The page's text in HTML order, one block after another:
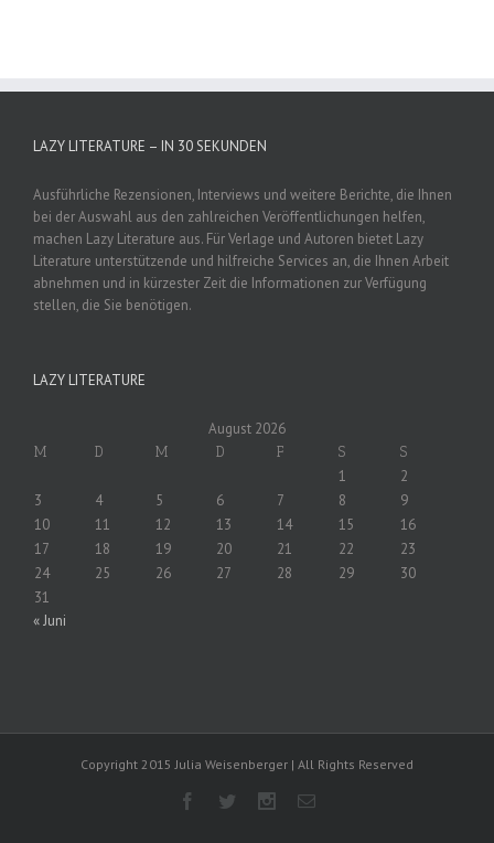
LAZY LITERATURE – IN 30 SEKUNDEN
Ausführliche Rezensionen, Interviews und weitere Berichte, die Ihnen
bei der Auswahl aus den zahlreichen Veröffentlichungen helfen,
machen Lazy Literature aus. Für Verlage und Autoren bietet Lazy
Literature unterstützende und hilfreiche Services an, die Ihnen Arbeit
abnehmen und in kürzester Zeit die Informationen zur Verfügung
stellen, die Sie benötigen.
LAZY LITERATURE
August 2026
M D M D F S S
1
2
3
4 5 6 7 8
9
10
11 12 13 14 15
16
17
18 19 20 21 22
23
24
25 26 27 28 29
30
31
« Juni
Copyright 2015 Julia Weisenberger | All Rights Reserved